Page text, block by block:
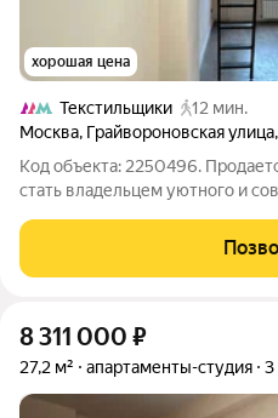
хорошая цена
Текстильщики
12 мин.
Москва, Грайвороновская улица,
Код объекта: 2250496.
стать владельцем уютного и
ваш шанс на комфортную
Площадь помещения со вторым
8 311 000 ₽
27,2 м² апартаменты-студия 3